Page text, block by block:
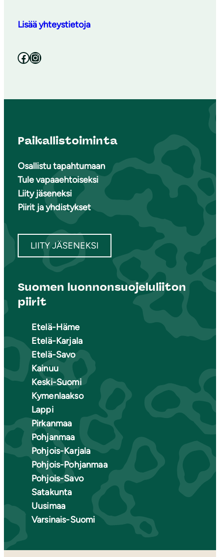
Lisää yhteystietoja
Facebook Instagram
Paikallistoiminta
Osallistu tapahtumaan
Tule vapaaehtoiseksi
Liity jäseneksi
Piirit ja yhdistykset
LIITY JÄSENEKSI
Suomen luonnonsuojeluliiton
piirit
Etelä-Häme
Etelä-Karjala
Etelä-Savo
Kainuu
Keski-Suomi
Kymenlaakso
Lappi
Pirkanmaa
Pohjanmaa
Pohjois-Karjala
Pohjois-Pohjanmaa
Pohjois-Savo
Satakunta
Uusimaa
Varsinais-Suomi